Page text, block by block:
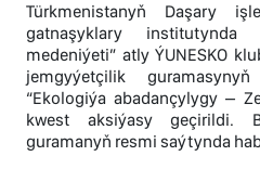
Türkmenistanyň Daşary
gatnaşyklary institutynda
medeniýeti” atly ÝUNESKO
jemgyýetçilik
“Ekologiýa abadançylygy –
kwest aksiýasy geçirildi.
guramanyň resmi saýtynda